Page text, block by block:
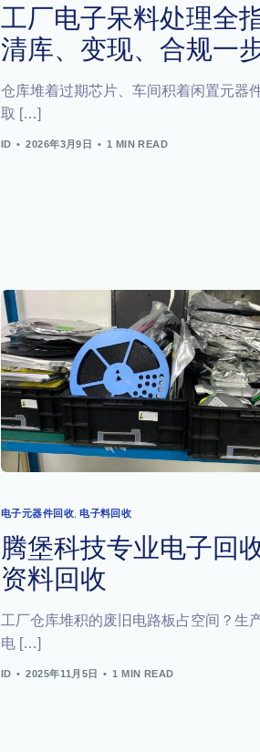
工厂电子呆料处理全
清库、变现、合规一
仓库堆着过期芯片、车间积着闲置元器
取 […]
ID 2026年3月9日 1 MIN READ
电子元器件回收 ,电子料回收
腾堡科技专业电子回
资料回收
工厂仓库堆积的废旧电路板占空间？生
电 […]
ID 2025年11月5日 1 MIN READ